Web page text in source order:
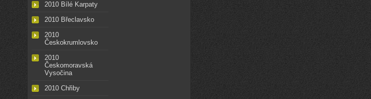
2010 Bílé Karpaty
2010 Břeclavsko
2010
Českokrumlovsko
2010
Českomoravská
Vysočina
2010 Chřiby